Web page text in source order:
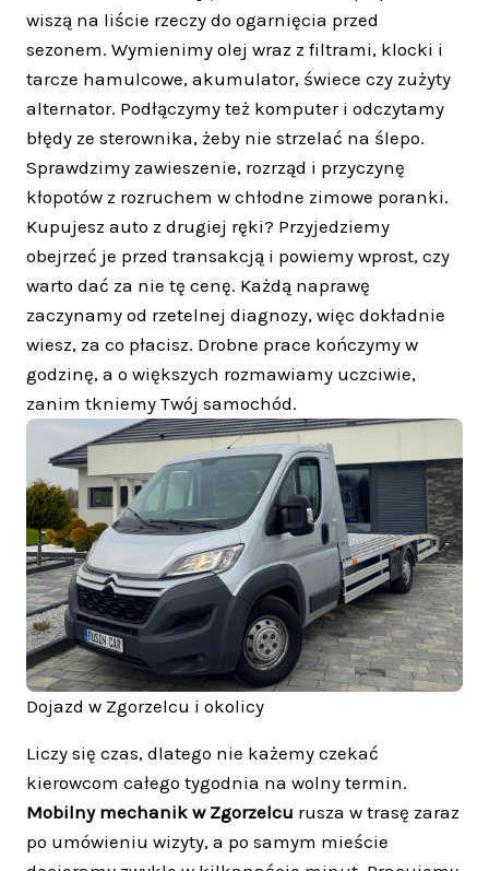
wiszą na liście rzeczy do ogarnięcia przed
sezonem. Wymienimy olej wraz z filtrami, klocki i
tarcze hamulcowe, akumulator, świece czy zużyty
alternator. Podłączymy też komputer i odczytamy
błędy ze sterownika, żeby nie strzelać na ślepo.
Sprawdzimy zawieszenie, rozrząd i przyczynę
kłopotów z rozruchem w chłodne zimowe poranki.
Kupujesz auto z drugiej ręki? Przyjedziemy
obejrzeć je przed transakcją i powiemy wprost, czy
warto dać za nie tę cenę. Każdą naprawę
zaczynamy od rzetelnej diagnozy, więc dokładnie
wiesz, za co płacisz. Drobne prace kończymy w
godzinę, a o większych rozmawiamy uczciwie,
zanim tkniemy Twój samochód.
Dojazd w Zgorzelcu i okolicy
Liczy się czas, dlatego nie każemy czekać
kierowcom całego tygodnia na wolny termin.
Mobilny mechanik w Zgorzelcu rusza w trasę zaraz
po umówieniu wizyty, a po samym mieście